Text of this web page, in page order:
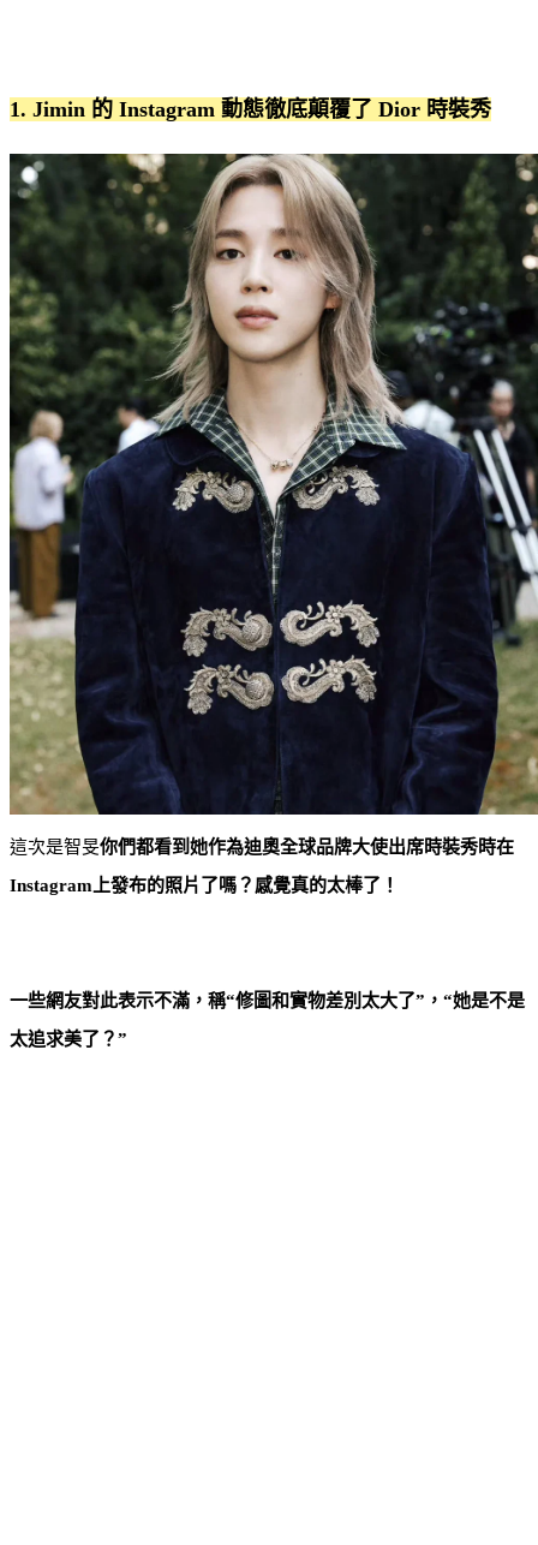
1. Jimin 的 Instagram 動態徹底顛覆了 Dior 時裝秀
這次是智旻你們都看到她作為迪奧全球品牌大使出席時裝秀時在
Instagram上發布的照片​​了嗎？感覺真的太棒了！
一些網友對此表示不滿，稱“修圖和實物差別太大了”，“她是不是
太追求美了？”